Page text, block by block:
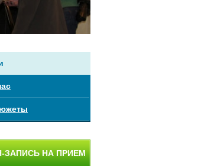
ЗАПИСЬ НА ПРИЕМ